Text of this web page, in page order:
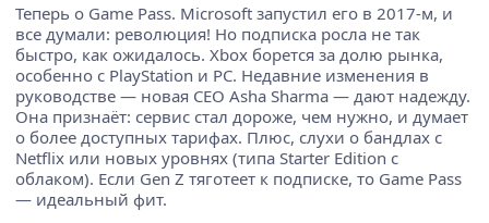
Теперь о Game Pass. Microsoft запустил его в 2017-м, и
все думали: революция! Но подписка росла не так
быстро, как ожидалось. Xbox борется за долю рынка,
особенно с PlayStation и PC. Недавние изменения в
руководстве — новая CEO Asha Sharma — дают надежду.
Она признаёт: сервис стал дороже, чем нужно, и думает
о более доступных тарифах. Плюс, слухи о бандлах с
Netflix или новых уровнях (типа Starter Edition с
облаком). Если Gen Z тяготеет к подписке, то Game Pass
— идеальный фит.